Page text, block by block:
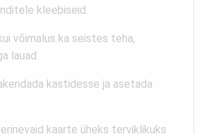
kleebiseid.
võimalus ka seistes teha,
lauad.
kastidesse ja asetada
kaarte üheks terviklikuks